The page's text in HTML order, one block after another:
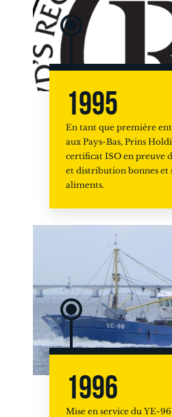
1995
En tant que première
aux Pays-Bas, Prins
certificat ISO en preuve
et distribution bonnes et
aliments.
1996
Mise en service du YE-